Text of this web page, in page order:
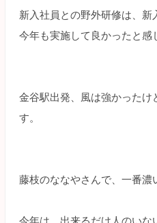
新入社員との野外研修は、新
今年も実施して良かったと感
金谷駅出発、風は強かったけ
す。
藤枝のななやさんで、一番濃
今年は、出来るだけ人のいな